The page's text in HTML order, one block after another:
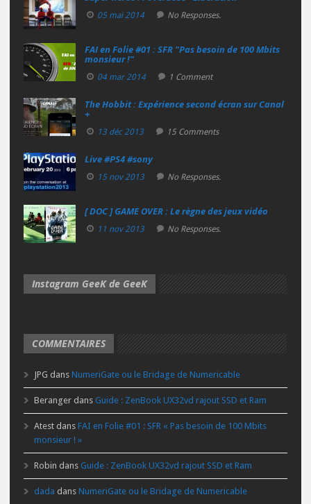
05 mai 2014 No Responses.
FAI en Folie #01 : SFR "Pas besoin de 100 Mbits
monsieur !"
04 mar 2014 1 Comment
The Hobbit : Expérience second écran sur Canal
+
13 déc 2013 15 Comments
Live #PS4 #sony
15 nov 2013 No Responses.
[ DOC ] GAME OVER : Le règne des jeux vidéo
11 nov 2013 No Responses.
Instagram GeeK de GeeK
COMMENTAIRES
JPG dans NumeriGate ou le Bridage de Numericable
Beranger dans Guide : ZenBook UX32vd rajout SSD et Ram
Atest dans FAI en Folie #01 : SFR « Pas besoin de 100 Mbits
monsieur ! »
Robin dans Guide : ZenBook UX32vd rajout SSD et Ram
dada dans NumeriGate ou le Bridage de Numericable